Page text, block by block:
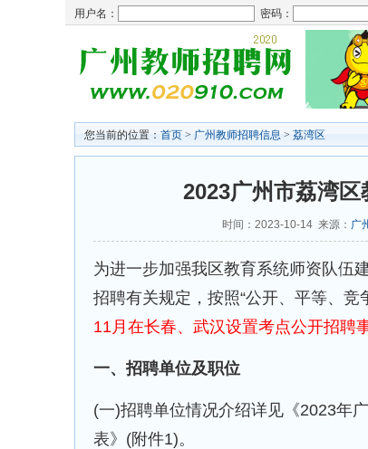
用户名： 密码：
您当前的位置： 首页 > 广州教师招聘信息 > 荔湾区
2023广州市荔湾区
时间：2023-10-14 来源： 广
为进一步加强我区教育系统师资队伍
招聘有关规定，按照“公开、平等、竞
11月在长春、武汉设置考点公开招聘
一、招聘单位及职位
(一)招聘单位情况介绍详见《2023年
表》(附件1)。